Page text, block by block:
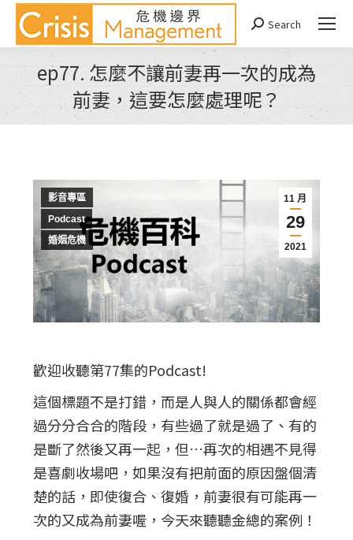
Search:
Search
ep77. 怎麼不讓前妻再一次的成為
前妻，這要怎麼處理呢？
You are here:
11 月
29
2021
影音專區
Podcast
婚姻危機
歡迎收聽第77集的Podcast!
這個標題不是打錯，而是人與人的關係都會經
過分分合合的階段，有些過了就是過了、有的
是斷了然後又再一起，但…再次的相遇不見得
是喜劇收場吧，如果沒有把前面的原因盤個清
楚的話，即使復合、復婚，前妻很有可能再一
次的又成為前妻喔，今天來聽聽金總的案例！